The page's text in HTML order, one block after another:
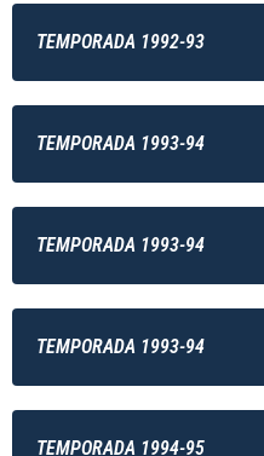
TEMPORADA 1992-93
TEMPORADA 1993-94
TEMPORADA 1993-94
TEMPORADA 1993-94
TEMPORADA 1994-95